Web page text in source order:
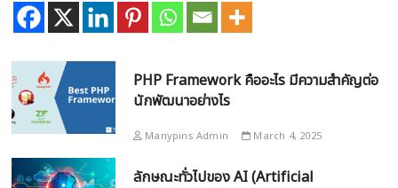
PHP Framework คืออะไร มีความสำคัญต่อ
นักพัฒนาอย่างไร
Manypins Admin March 4, 2025
ลักษณะทั่วไปของ AI (Artificial